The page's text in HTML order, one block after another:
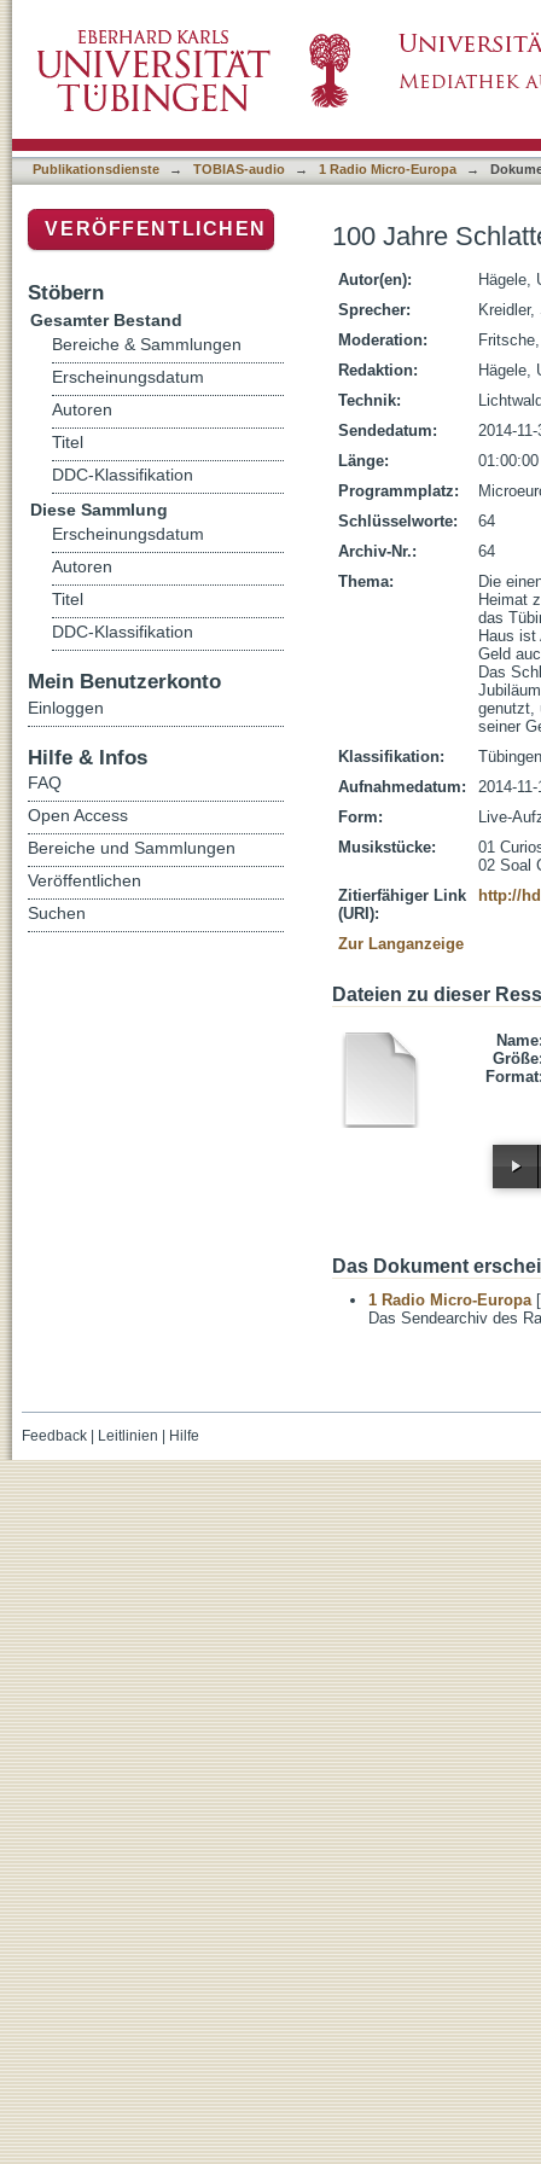
Publikationsdienste → TOBIAS-audio → 1 Radio Micro-Europa →
100 Jahre
Autor(en):
Hägele,
Sprecher:
Kreidler,
Moderation:
Redaktion:
Hägele,
Technik:
Sendedatum:
2014-11-
Länge:
01:00:00
Programmplatz:
Schlüsselworte:
64
Archiv-Nr.:
64
Thema:
Die
Heimat
das
Haus
Geld
Das
genutzt,
seiner
Klassifikation:
Tübingen
Aufnahmedatum:
2014-11-
Form:
Live-
Musikstücke:
01
02 Soal
Zitierfähiger Link
(URI):
http://
Zur Langanzeige
Dateien zu dieser
Das Dokument
1 Radio Micro-Europa
Das Sendearchiv des
VERÖFFENTLICHEN
Stöbern
Gesamter Bestand
Bereiche & Sammlungen
Erscheinungsdatum
Autoren
Titel
DDC-Klassifikation
Diese Sammlung
Erscheinungsdatum
Autoren
Titel
DDC-Klassifikation
Mein Benutzerkonto
Einloggen
Hilfe & Infos
FAQ
Open Access
Bereiche und Sammlungen
Veröffentlichen
Suchen
Feedback| Leitlinien Hilfe